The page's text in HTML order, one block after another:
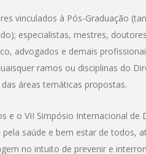
vinculados à Pós-Graduação
especialistas, mestres,
advogados e demais
ramos ou disciplinas do
áreas temáticas propostas.
e o VII Simpósio Internacional
saúde e bem estar de todos,
no intuito de prevenir e